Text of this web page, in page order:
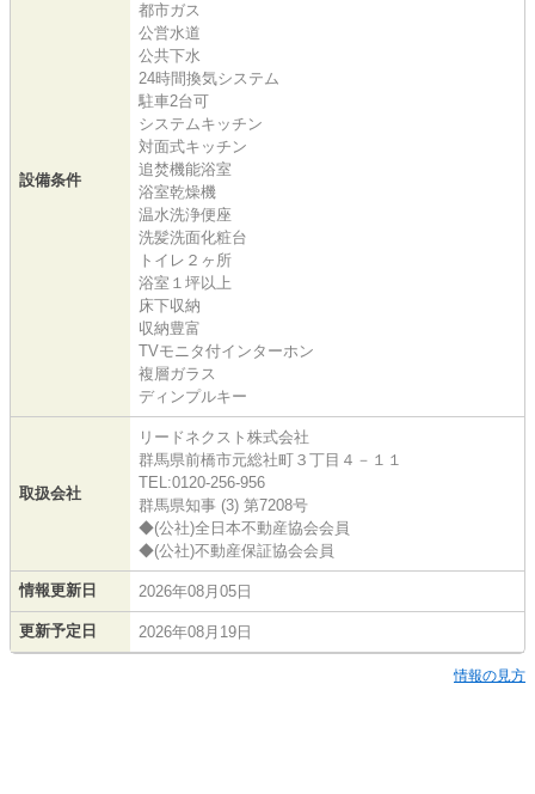
設備条件
都市ガス
公営水道
公共下水
24時間換気システム
駐車2台可
システムキッチン
対面式キッチン
追焚機能浴室
浴室乾燥機
温水洗浄便座
洗髪洗面化粧台
トイレ２ヶ所
浴室１坪以上
床下収納
収納豊富
TVモニタ付インターホン
複層ガラス
ディンプルキー
取扱会社
リードネクスト株式会社
群馬県前橋市元総社町３丁目４－１１
TEL:0120-256-956
群馬県知事 (3) 第7208号
◆(公社)全日本不動産協会会員
◆(公社)不動産保証協会会員
情報更新日 2026年08月05日
更新予定日 2026年08月19日
情報の見方